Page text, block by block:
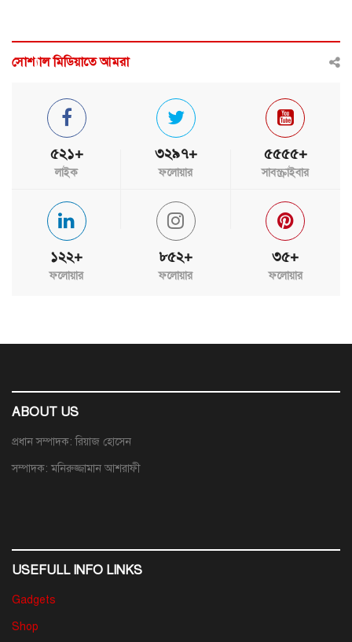
সোশ্যাল মিডিয়াতে আমরা
৫২১+
লাইক
৩২৯৭+
ফলোয়ার
৫৫৫৫+
সাবস্ক্রাইবার
১২২+
ফলোয়ার
৮৫২+
ফলোয়ার
৩৫+
ফলোয়ার
ABOUT US
প্রধান সম্পাদক: রিয়াজ হোসেন
সম্পাদক: মনিরুজ্জামান আশরাফী
USEFULL INFO LINKS
Gadgets
Shop